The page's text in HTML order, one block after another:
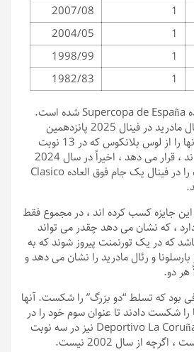
1
2007/08
1
2004/05
1
1998/99
1
1982/83
بارسلونا بیشتر اوقات برنده Supercopa de España شده است.
پیروزی 5-2 آنها مقابل رئال مادرید در فینال 2025 پانزدهمین
پیروزی آنها بود. این امر آنها را از لوس بلانکوس که در 13 نوبت
برنده این رقابت ها شده اند ، قرار می دهد ، اخیراً در سال 2024
هنگامی که آنها 4-1 برنده را در فینال یک جام فوق العاده Clasico
جایزه کسب کرده اند ، در مجموع فقط
دارد ، که نشان می دهد چقدر می تواند
که در یک تورنمنت پیروز شوند که به
و رئال مادرید را نشان می دهد و
هر دو.
بود که تسلط “دو بزرگ” را شکست. آنها
را ​​شکست دادند تا عنوان سوم خود را در
سال 2021 کسب کنند. Deportivo La Coruña نیز در سه نوبت
از سال 2002 نیست.